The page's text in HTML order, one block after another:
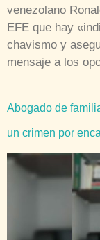
venezolano
EFE que hay
chavismo y
mensaje a los
Abogado de
un crimen por